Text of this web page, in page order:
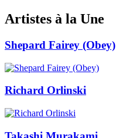
Artistes à la Une
Shepard Fairey (Obey)
Richard Orlinski